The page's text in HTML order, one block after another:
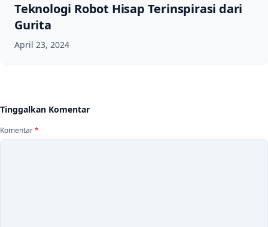
Teknologi Robot Hisap Terinspirasi dari
Gurita
April 23, 2024
Tinggalkan Komentar
Komentar*